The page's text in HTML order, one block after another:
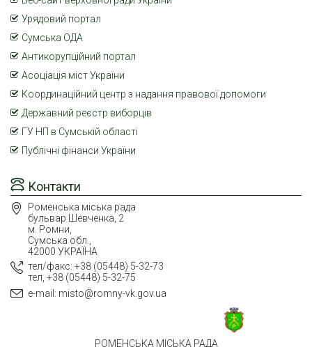
РОМЕНСЬКА МІСЬКА РАДА
Контакти
Роменська міська рада
бульвар Шевченка, 2
м. Ромни,
Сумська обл.,
42000 УКРАЇНА
тел/факс: +38 (05448) 5-32-73
тел, +38 (05448) 5-32-75
e-mail: misto@romny-vk.gov.ua
Урядовий портал
Сумська ОДА
Антикорупційний портал
Асоціація міст України
Координаційний центр з надання правової допомоги
Державний реєстр виборців
ГУ НП в Сумській області
Публічні фінанси України